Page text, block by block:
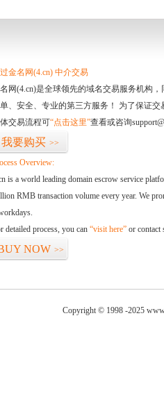
金名网(4.cn) 中介交易
网(4.cn)是全球领先的域名交易服务机构
、安全、专业的第三方服务！ 为了保证
交易流程可“点击这里”查看或咨询
我要购买 >>
Overview:
is a world leading domain escrow service
RMB transaction volume every year. We
detailed process, you can “visit here” or contact
NOW >>
Copyright © 1998 -2025